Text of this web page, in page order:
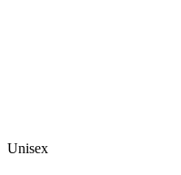
Unisex